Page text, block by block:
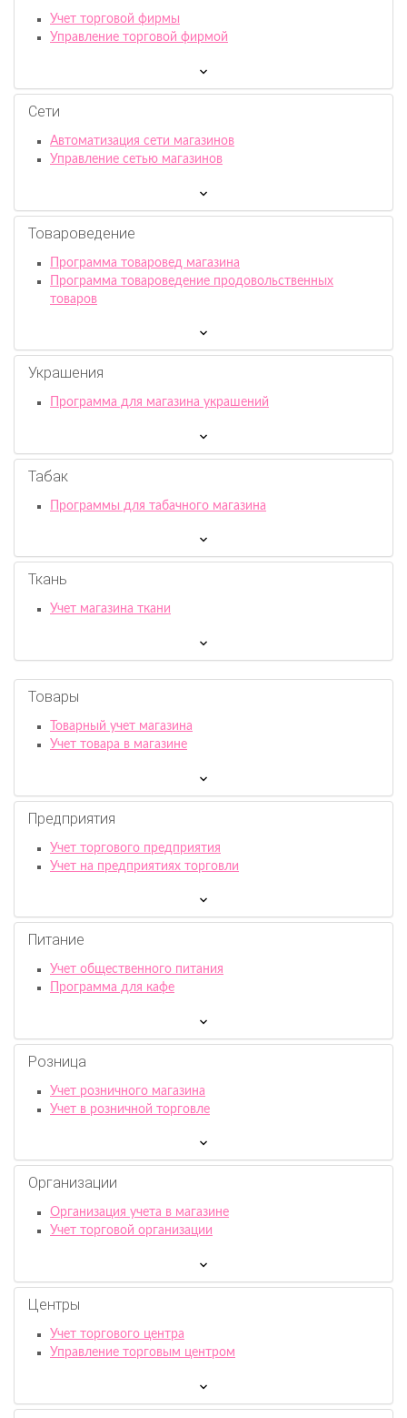
Учет торговой фирмы
Управление торговой фирмой
Сети
Автоматизация сети магазинов
Управление сетью магазинов
Товароведение
Программа товаровед магазина
Программа товароведение продовольственных
товаров
Украшения
Программа для магазина украшений
Табак
Программы для табачного магазина
Ткань
Учет магазина ткани
Товары
Товарный учет магазина
Учет товара в магазине
Предприятия
Учет торгового предприятия
Учет на предприятиях торговли
Питание
Учет общественного питания
Программа для кафе
Розница
Учет розничного магазина
Учет в розничной торговле
Организации
Организация учета в магазине
Учет торговой организации
Центры
Учет торгового центра
Управление торговым центром